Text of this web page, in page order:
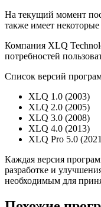
На текущий момент
также имеет
Компания XLQ
потребностей
Список версий
XLQ 1.0 (2003)
XLQ 2.0 (2005)
XLQ 3.0 (2008)
XLQ 4.0 (2013)
XLQ Pro 5.0
Каждая версия
разработке и
необходимым для